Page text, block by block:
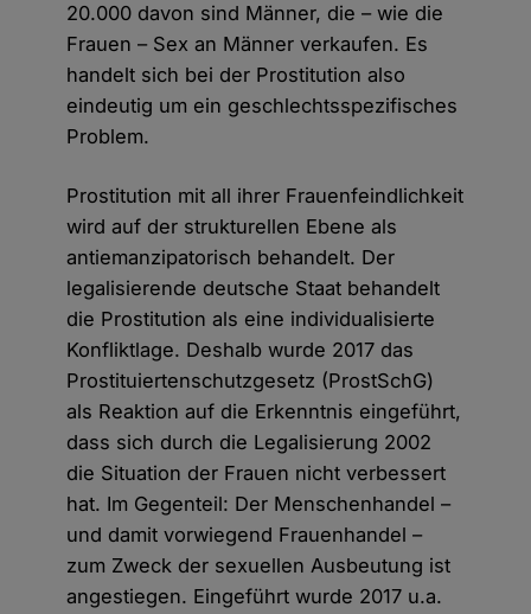
20.000 davon sind Männer, die – wie die
Frauen – Sex an Männer verkaufen. Es
handelt sich bei der Prostitution also
eindeutig um ein geschlechtsspezifisches
Problem.
Prostitution mit all ihrer Frauenfeindlichkeit
wird auf der strukturellen Ebene als
antiemanzipatorisch behandelt. Der
legalisierende deutsche Staat behandelt
die Prostitution als eine individualisierte
Konfliktlage. Deshalb wurde 2017 das
Prostituiertenschutzgesetz (ProstSchG)
als Reaktion auf die Erkenntnis eingeführt,
dass sich durch die Legalisierung 2002
die Situation der Frauen nicht verbessert
hat. Im Gegenteil: Der Menschenhandel –
und damit vorwiegend Frauenhandel –
zum Zweck der sexuellen Ausbeutung ist
angestiegen. Eingeführt wurde 2017 u.a.